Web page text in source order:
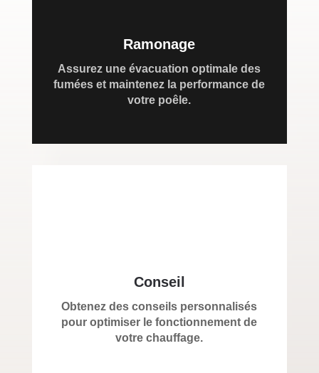
Ramonage
Assurez une évacuation optimale des
fumées et maintenez la performance de
votre poêle.
Conseil
Obtenez des conseils personnalisés
pour optimiser le fonctionnement de
votre chauffage.